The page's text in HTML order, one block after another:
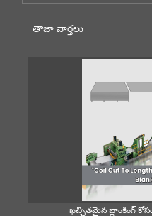
తాజా వార్తలు
ఖచ్చితమైన బ్లాంకింగ్